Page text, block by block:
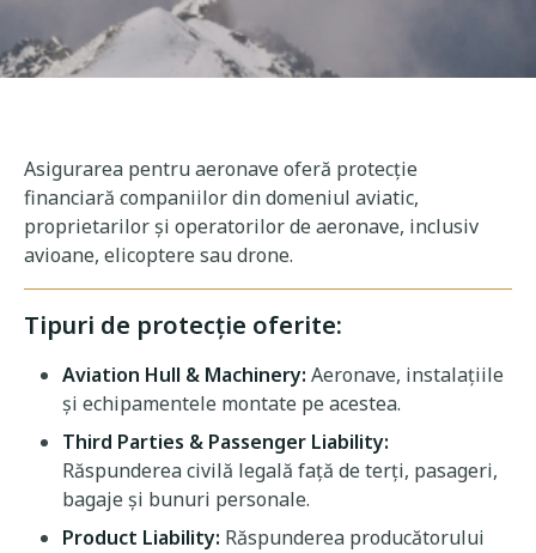
Asigurarea pentru aeronave oferă protecție
financiară companiilor din domeniul aviatic,
proprietarilor și operatorilor de aeronave, inclusiv
avioane, elicoptere sau drone.
Tipuri de protecție oferite:
Aviation Hull & Machinery: Aeronave, instalațiile
și echipamentele montate pe acestea.
Third Parties & Passenger Liability:
Răspunderea civilă legală față de terți, pasageri,
bagaje și bunuri personale.
Product Liability: Răspunderea producătorului